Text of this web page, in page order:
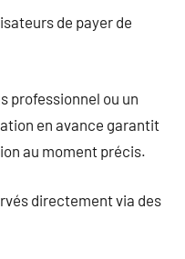
de payer de
professionnel ou un
en avance garantit
au moment précis.
directement via des